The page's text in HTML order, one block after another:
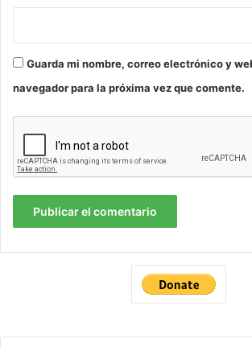
Guarda mi nombre, correo electrónico y
navegador para la próxima vez que comente.